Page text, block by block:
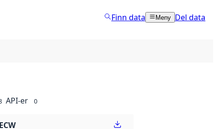
Finn data Meny Del data
API-er 0